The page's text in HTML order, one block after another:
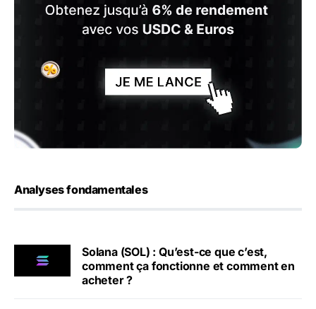
Analyses fondamentales
Solana (SOL) : Qu’est-ce que c’est,
comment ça fonctionne et comment en
acheter ?